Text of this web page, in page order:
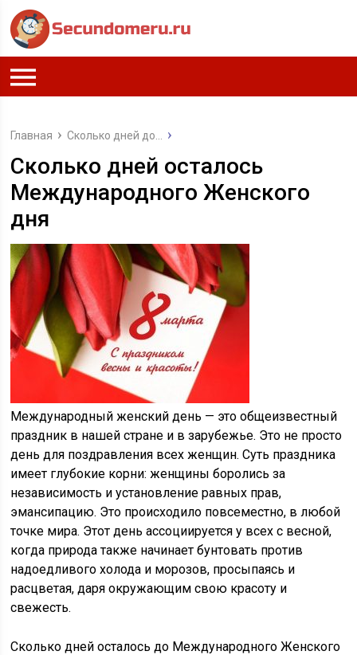
Главная Сколько дней до...
Сколько дней осталось
Международного Женского
дня
Международный женский день — это общеизвестный
праздник в нашей стране и в зарубежье. Это не просто
день для поздравления всех женщин. Суть праздника
имеет глубокие корни: женщины боролись за
независимость и установление равных прав,
эмансипацию. Это происходило повсеместно, в любой
точке мира. Этот день ассоциируется у всех с весной,
когда природа также начинает бунтовать против
надоедливого холода и морозов, просыпаясь и
расцветая, даря окружающим свою красоту и
свежесть.
Сколько дней осталось до Международного Женского